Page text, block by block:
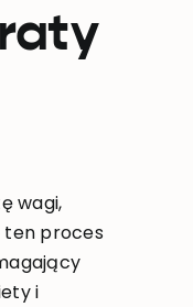
wagi,
ten proces
i